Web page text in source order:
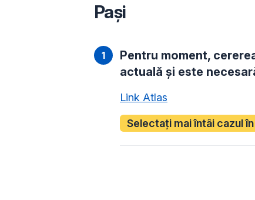
Pași
Pentru moment,
actuală și este
Link Atlas
Selectați mai întâi cazul